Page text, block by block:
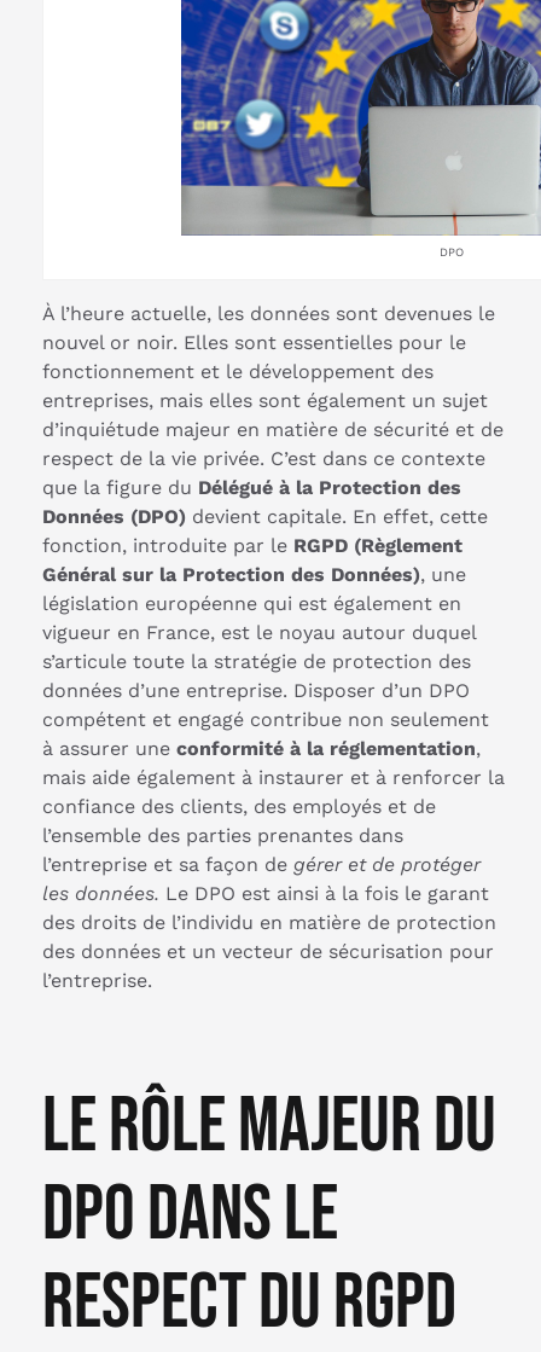
DPO
À l’heure actuelle, les données sont devenues le
nouvel or noir. Elles sont essentielles pour le
fonctionnement et le développement des
entreprises, mais elles sont également un sujet
d’inquiétude majeur en matière de sécurité et de
respect de la vie privée. C’est dans ce contexte
que la figure du Délégué à la Protection des
Données (DPO) devient capitale. En effet, cette
fonction, introduite par le RGPD (Règlement
Général sur la Protection des Données), une
législation européenne qui est également en
vigueur en France, est le noyau autour duquel
s’articule toute la stratégie de protection des
données d’une entreprise. Disposer d’un DPO
compétent et engagé contribue non seulement
à assurer une conformité à la réglementation,
mais aide également à instaurer et à renforcer la
confiance des clients, des employés et de
l’ensemble des parties prenantes dans
l’entreprise et sa façon de gérer et de protéger
les données. Le DPO est ainsi à la fois le garant
des droits de l’individu en matière de protection
des données et un vecteur de sécurisation pour
l’entreprise.
Le rôle majeur du
DPO dans le
respect du RGPD